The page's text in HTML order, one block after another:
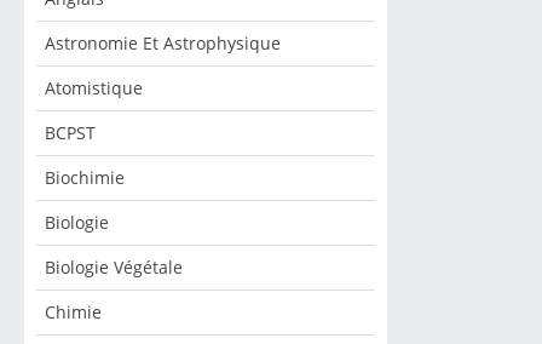
Astronomie Et Astrophysique
Atomistique
BCPST
Biochimie
Biologie
Biologie Végétale
Chimie